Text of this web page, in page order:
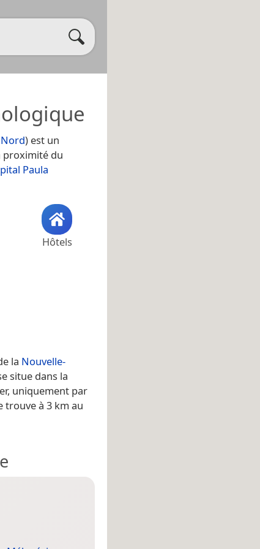
) est un
proximité du
Paula
Hôtels
la Nouvelle-
situe dans la
uniquement par
trouve à 3 km au